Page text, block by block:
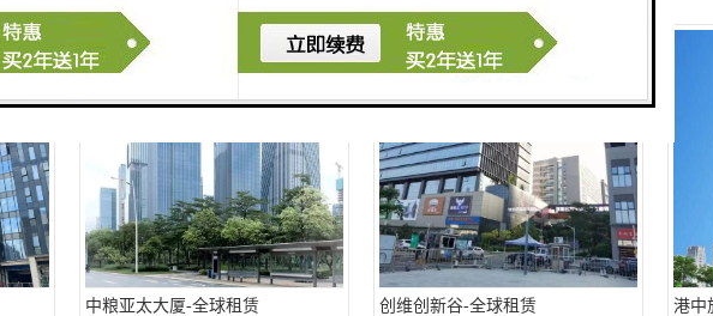
中粮亚太大厦-全球租赁 创维创新谷-全球租赁 港中